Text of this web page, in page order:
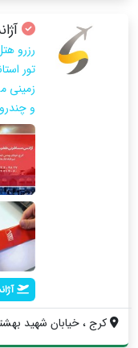
رزرو
تور
زمینی
و
کرج ، خیابان شهید